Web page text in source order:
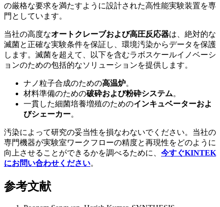
の厳格な要求を満たすように設計された高性能実験装置を専
門としています。
当社の高度なオートクレーブおよび高圧反応器は、絶対的な
滅菌と正確な実験条件を保証し、環境汚染からデータを保護
します。滅菌を超えて、以下を含むラボスケールイノベーシ
ョンのための包括的なソリューションを提供します。
ナノ粒子合成のための高温炉。
材料準備のための破砕および粉砕システム。
一貫した細菌培養増殖のためのインキュベーターおよ
びシェーカー。
汚染によって研究の妥当性を損なわないでください。当社の
専門機器が実験室ワークフローの精度と再現性をどのように
向上させることができるかを調べるために、 今すぐKINTEK
にお問い合わせください。
参考文献